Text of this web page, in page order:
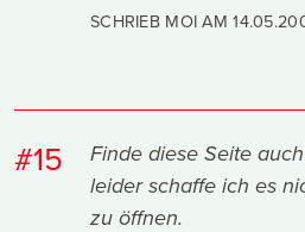
SCHRIEB MOI AM
#15
Finde diese Seite
leider schaffe ich es
zu öffnen.